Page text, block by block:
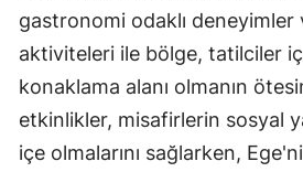
gastronomi odaklı deneyimler
aktiviteleri ile bölge, tatilciler
konaklama alanı olmanın
etkinlikler, misafirlerin sosyal
içe olmalarını sağlarken,